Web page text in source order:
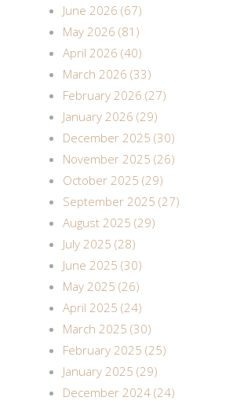
June 2026 (67)
May 2026 (81)
April 2026 (40)
March 2026 (33)
February 2026 (27)
January 2026 (29)
December 2025 (30)
November 2025 (26)
October 2025 (29)
September 2025 (27)
August 2025 (29)
July 2025 (28)
June 2025 (30)
May 2025 (26)
April 2025 (24)
March 2025 (30)
February 2025 (25)
January 2025 (29)
December 2024 (24)